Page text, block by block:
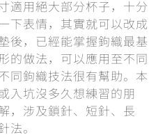
適用絕大部分杯子，十分
下表情，其實就可以改成
後，已經能掌握鉤織最基
的做法，可以應用至不同
同鉤織技法很有幫助。本
入坑沒多久想練習的朋
，涉及鎖針、短針、長
。